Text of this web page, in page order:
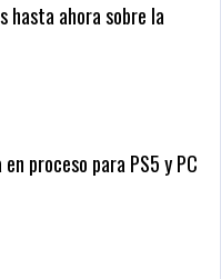
hasta ahora sobre la
proceso para PS5 y PC